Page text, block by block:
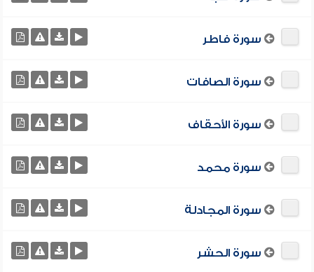
سورة فاطر
سورة الصافات
سورة الأحقاف
سورة محمد
سورة المجادلة
سورة الحشر